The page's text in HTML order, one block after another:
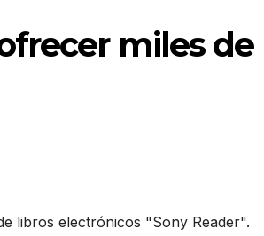
miles de
libros electrónicos "Sony Reader".